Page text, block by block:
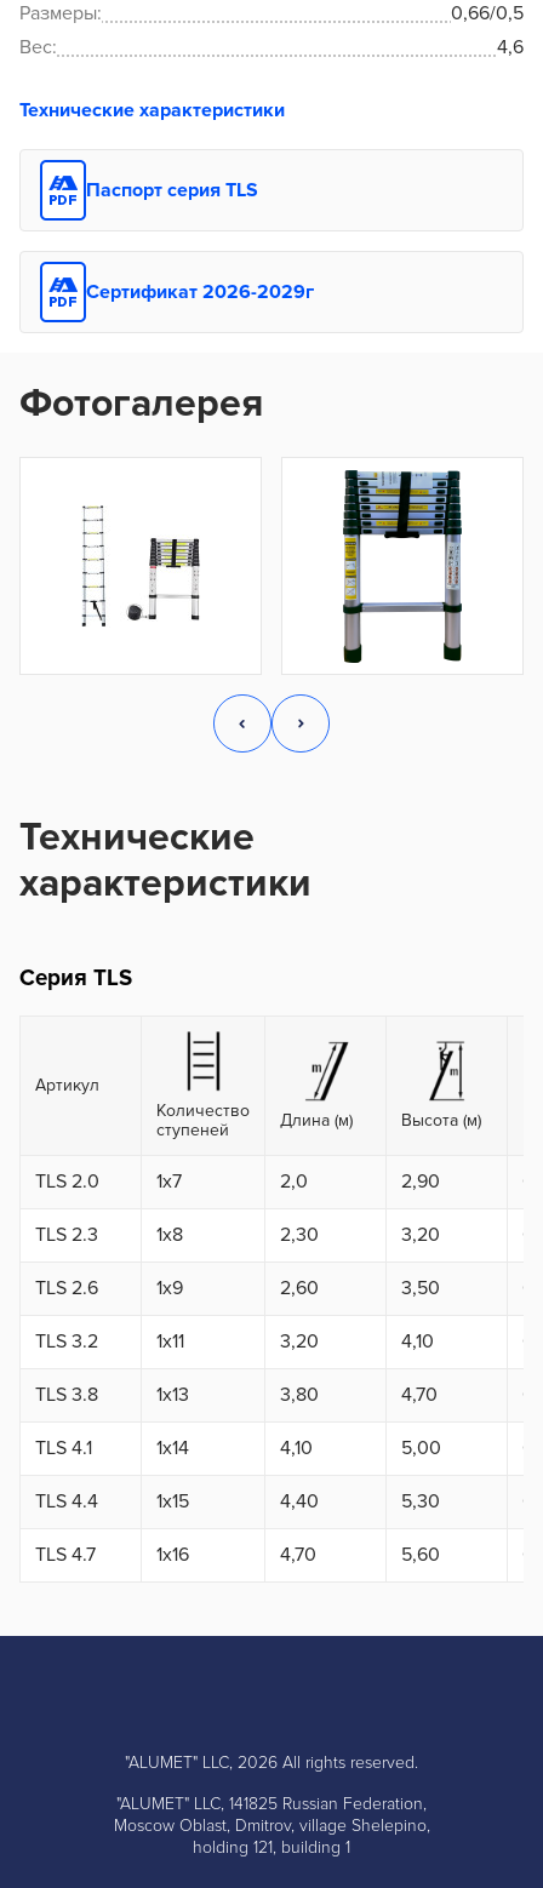
Размеры:
0,66/0,5
Вес:
4,6
Технические характеристики
Паспорт серия TLS
Сертификат 2026-2029г
Фотогалерея
Технические
характеристики
Серия TLS
Артикул
Количество
ступеней
Длина (м) Высота (м)
TLS 2.0 1x7 2,0 2,90
TLS 2.3 1x8 2,30 3,20
TLS 2.6 1x9 2,60 3,50
TLS 3.2 1x11 3,20 4,10
TLS 3.8 1x13 3,80 4,70
TLS 4.1 1x14 4,10 5,00
TLS 4.4 1x15 4,40 5,30
TLS 4.7 1x16 4,70 5,60
"ALUMET" LLC, 2026 All rights reserved.
"ALUMET" LLC, 141825 Russian Federation,
Moscow Oblast, Dmitrov, village Shelepino,
holding 121, building 1